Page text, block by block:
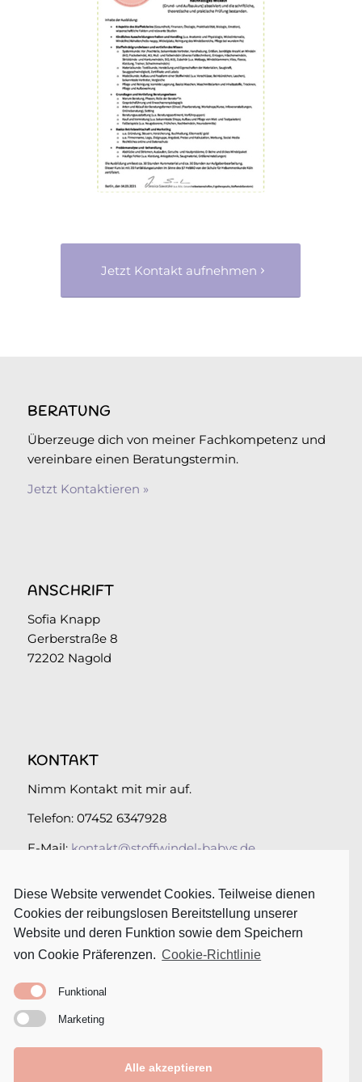
Jetzt Kontakt aufnehmen
BERATUNG
Überzeuge dich von meiner Fachkompetenz und
vereinbare einen Beratungstermin.
Jetzt Kontaktieren »
ANSCHRIFT
Sofia Knapp
Gerberstraße 8
72202 Nagold
KONTAKT
Nimm Kontakt mit mir auf.
Telefon: 07452 6347928
E-Mail: kontakt@stoffwindel-babys.de
RECHTLICHES
Impressum
Diese Website verwendet Cookies. Teilweise dienen
Cookies der reibungslosen Bereitstellung unserer
Website und deren Funktion sowie dem Speichern
von Cookie Präferenzen. Cookie-Richtlinie
Funktional
Marketing
Alle akzeptieren